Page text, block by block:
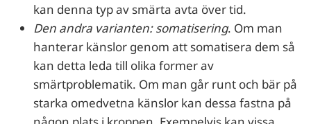
kan denna typ av smärta avta över tid.
Den andra varianten: somatisering. Om man
hanterar känslor genom att somatisera dem så
kan detta leda till olika former av
smärtproblematik. Om man går runt och bär på
starka omedvetna känslor kan dessa fastna på